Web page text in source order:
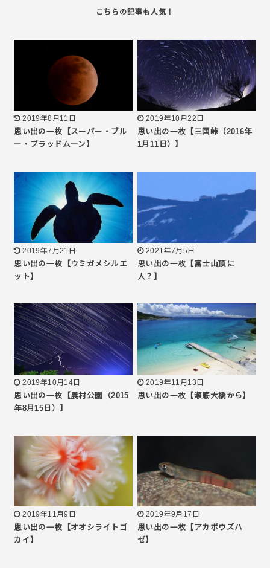
2019年8月11日
思い出の一枚【スーパー・ブル
ー・ブラッドムーン】
2019年10月22日
思い出の一枚【三国峠（2016年
1月11日）】
2019年7月21日
思い出の一枚【ウミガメシルエ
ット】
2021年7月5日
思い出の一枚【富士山頂に
人？】
2019年10月14日
思い出の一枚【農村公園（2015
年8月15日）】
2019年11月13日
思い出の一枚【瀬底大橋から】
2019年11月9日
思い出の一枚【オオシライトゴ
カイ】
2019年9月17日
思い出の一枚【アカボウズハ
ゼ】